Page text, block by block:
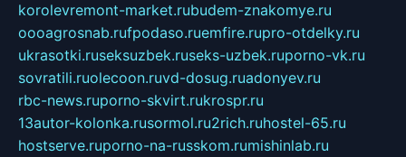
korolevremont-market.rubudem-znakomye.ru
oooagrosnab.rufpodaso.ruemfire.rupro-otdelky.ru
ukrasotki.ruseksuzbek.ruseks-uzbek.ruporno-vk.ru
sovratili.ruolecoon.ruvd-dosug.ruadonyev.ru
rbc-news.ruporno-skvirt.rukrospr.ru
13autor-kolonka.rusormol.ru2rich.ruhostel-65.ru
hostserve.ruporno-na-russkom.rumishinlab.ru